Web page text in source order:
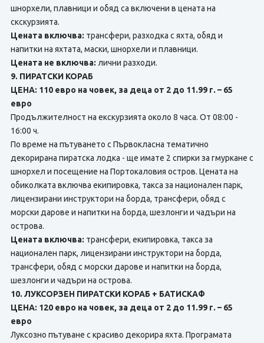
шнорхели, плавници и обяд са включени в цената на
скскурзията.
Цената включва: трансфери, разходка с яхта, обяд и
напитки на яхтата, маски, шнорхели и плавници.
Цената не включва: лични разходи.
9. ПИРАТСКИ КОРАБ
ЦЕНА: 110 евро на човек, за деца от 2 до 11.99 г. – 65
евро
Продължителност на екскурзията около 8 часа. От 08:00 -
16:00 ч.
По време на пътуването с Първокласна тематично
декорирана пиратска лодка - ще имате 2 спирки за гмуркане с
шнорхел и посещение на Портокаловия остров. Цената на
обиколката включва екипировка, такса за национален парк,
лицензирани инструктори на борда, трансфери, обяд с
морски дарове и напитки на борда, шезлонги и чадъри на
острова.
Цената включва: трансфери, екипировка, такса за
национален парк, лицензирани инструктори на борда,
трансфери, обяд с морски дарове и напитки на борда,
шезлонги и чадъри на острова.
10. ЛУКСОРЗЕН ПИРАТСКИ КОРАБ + БАТИСКАФ
ЦЕНА: 120 евро на човек, за деца от 2 до 11.99 г. – 65
евро
Луксозно пътуване с красиво декорира яхта. Програмата